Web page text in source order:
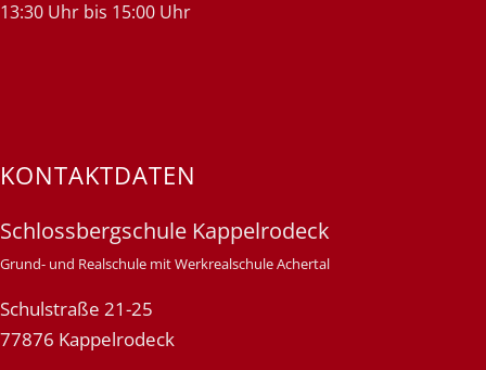
13:30 Uhr bis 15:00 Uhr
KONTAKTDATEN
Schlossbergschule Kappelrodeck
Grund- und Realschule mit Werkrealschule Achertal
Schulstraße 21-25
77876 Kappelrodeck